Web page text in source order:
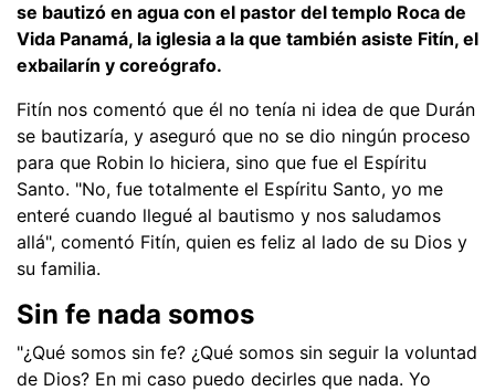
se bautizó en agua con el pastor del templo Roca de
Vida Panamá, la iglesia a la que también asiste Fitín, el
exbailarín y coreógrafo.
Fitín nos comentó que él no tenía ni idea de que Durán
se bautizaría, y aseguró que no se dio ningún proceso
para que Robin lo hiciera, sino que fue el Espíritu
Santo. "No, fue totalmente el Espíritu Santo, yo me
enteré cuando llegué al bautismo y nos saludamos
allá", comentó Fitín, quien es feliz al lado de su Dios y
su familia.
Sin fe nada somos
"¿Qué somos sin fe? ¿Qué somos sin seguir la voluntad
de Dios? En mi caso puedo decirles que nada. Yo